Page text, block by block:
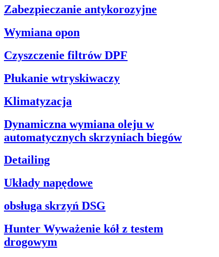
Zabezpieczanie antykorozyjne
Wymiana opon
Czyszczenie filtrów DPF
Płukanie wtryskiwaczy
Klimatyzacja
Dynamiczna wymiana oleju w
automatycznych skrzyniach biegów
Detailing
Układy napędowe
obsługa skrzyń DSG
Hunter Wyważenie kół z testem
drogowym